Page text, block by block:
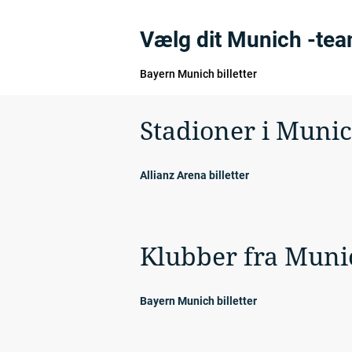
Vælg dit Munich -
Bayern Munich billetter
Stadioner i
Allianz Arena billetter
Klubber fra
Bayern Munich billetter